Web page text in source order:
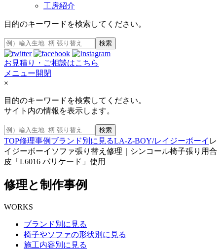
工房紹介
目的のキーワードを検索してください。
検索
お見積り・ご相談はこちら
メニュー開閉
×
目的のキーワードを検索してください。
サイト内の情報を表示します。
検索
TOP修理事例 ブランド別に見るLA-Z-BOY/レイジーボーイ レ
イジーボーイソファ張り替え修理｜シンコール椅子張り用合
皮「L6016 バリケード」使用
修理と制作事例
WORKS
ブランド別に見る
椅子やソファの形状別に見る
施工内容別に見る